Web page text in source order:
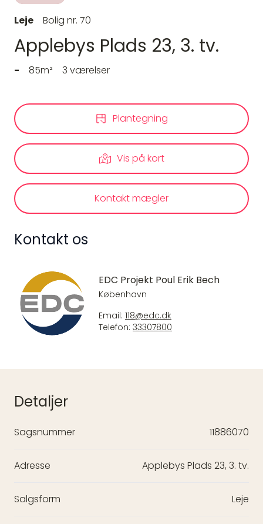
Leje Bolig nr. 70
Applebys Plads 23, 3. tv.
- 85m² 3 værelser
Plantegning
Vis på kort
Kontakt mægler
Kontakt os
EDC Projekt Poul Erik Bech
København
Email: 118@edc.dk
Telefon: 33307800
Detaljer
Sagsnummer 11886070
Adresse Applebys Plads 23, 3. tv.
Salgsform Leje